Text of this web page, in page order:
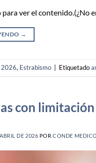
ver el contenido.(¿No
→
2026, Estrabismo Etiquetado
con
DE 2026 PORCONDE